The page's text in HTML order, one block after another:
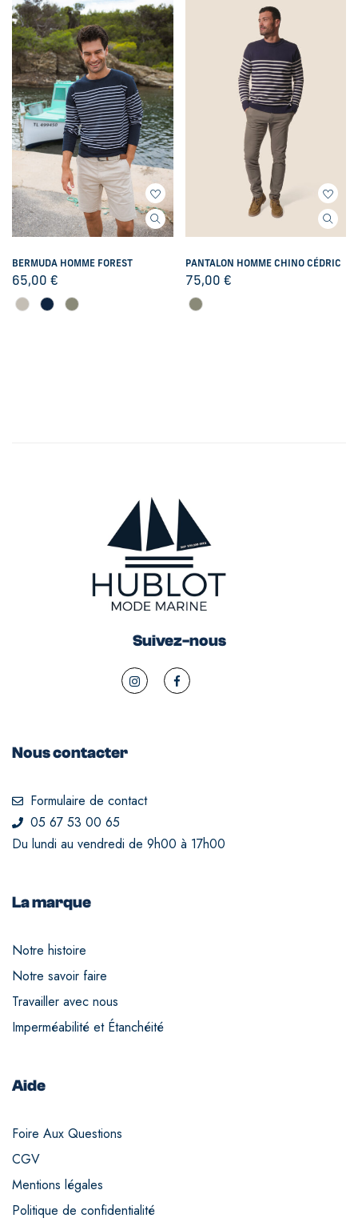
BERMUDA HOMME FOREST
65,00 €
PANTALON HOMME CHINO CÉDRIC
75,00 €
Suivez-nous
Nous contacter
Formulaire de contact
05 67 53 00 65
Du lundi au vendredi de 9h00 à 17h00
La marque
Notre histoire
Notre savoir faire
Travailler avec nous
Imperméabilité et Étanchéité
Aide
Foire Aux Questions
CGV
Mentions légales
Politique de confidentialité